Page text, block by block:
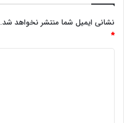
نشانی ایمیل شما منتشر نخواهد شد.
*